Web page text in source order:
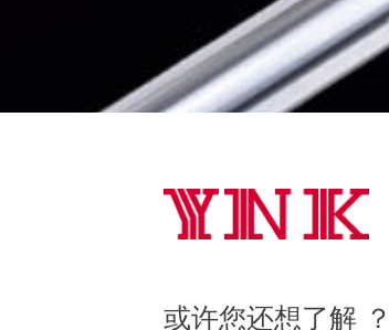
或许您还想了解 ？